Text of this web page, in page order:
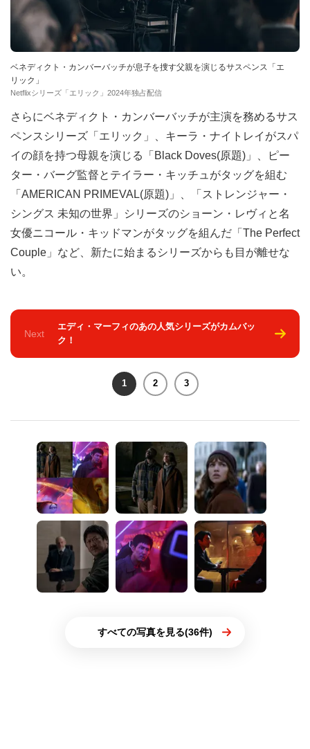
ベネディクト・カンバーバッチが息子を捜す父親を演じるサスペンス「エ
リック」
Netflixシリーズ「エリック」2024年独占配信
さらにベネディクト・カンバーバッチが主演を務めるサス
ペンスシリーズ「エリック」、キーラ・ナイトレイがスパ
イの顔を持つ母親を演じる「Black Doves(原題)」、ピー
ター・バーグ監督とテイラー・キッチュがタッグを組む
「AMERICAN PRIMEVAL(原題)」、「ストレンジャー・
シングス 未知の世界」シリーズのショーン・レヴィと名
女優ニコール・キッドマンがタッグを組んだ「The Perfect
Couple」など、新たに始まるシリーズからも目が離せな
い。
Next
エディ・マーフィのあの人気シリーズがカムバッ
ク！
1 2 3
すべての写真を見る(36件)